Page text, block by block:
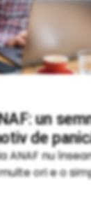
un
de
ANAF nu
ori e o